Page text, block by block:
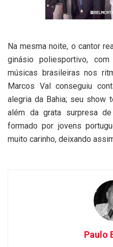
Na mesma noite, o cantor
ginásio poliesportivo,
músicas brasileiras nos
Marcos Val conseguiu
alegria da Bahia; seu show
além da grata surpresa
formado por jovens
muito carinho, deixando
Paulo